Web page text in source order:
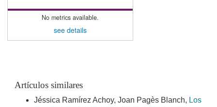
No metrics available.
see details
Artículos similares
Jéssica Ramírez Achoy, Joan Pagès Blanch, Los